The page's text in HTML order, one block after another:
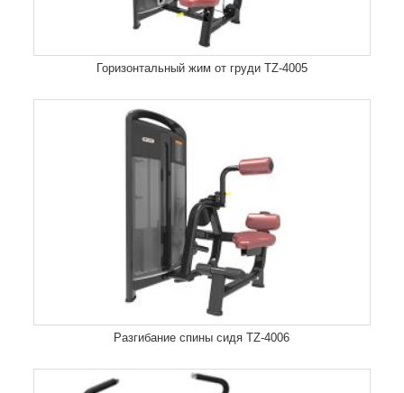
Горизонтальный жим от груди TZ-4005
Разгибание спины сидя TZ-4006